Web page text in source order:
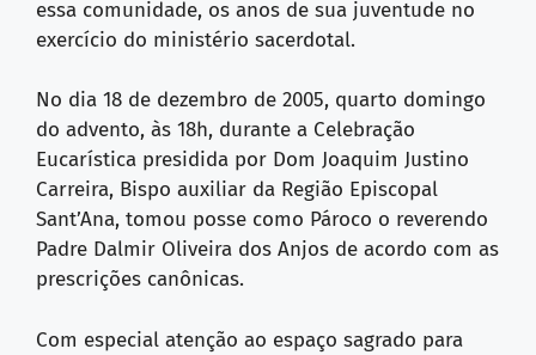
essa comunidade, os anos de sua juventude no
exercício do ministério sacerdotal.
No dia 18 de dezembro de 2005, quarto domingo
do advento, às 18h, durante a Celebração
Eucarística presidida por Dom Joaquim Justino
Carreira, Bispo auxiliar da Região Episcopal
Sant’Ana, tomou posse como Pároco o reverendo
Padre Dalmir Oliveira dos Anjos de acordo com as
prescrições canônicas.
Com especial atenção ao espaço sagrado para